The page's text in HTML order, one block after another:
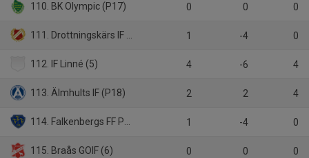
110. BK Olympic (P17) 0 0 0
111. Drottningskärs IF (6) 1 -4 0
112. IF Linné (5) 4 -6 4
113. Älmhults IF (P18) 2 2 4
114. Falkenbergs FF P2011 1 -4 0
115. Braås GOIF (6) 0 0 0